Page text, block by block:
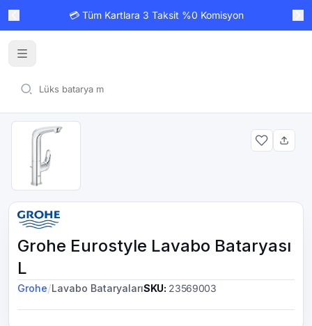
💳 Tüm Kartlara 3 Taksit %0 Komisyon
Grohe Eurostyle Lavabo Bataryası
L
Grohe/Lavabo BataryalarıSKU: 23569003